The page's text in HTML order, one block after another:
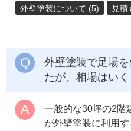
外壁塗装について (5)
見
外壁塗装で足場
たが、相場はい
一般的な30坪の2階
が外壁塗装に利用す